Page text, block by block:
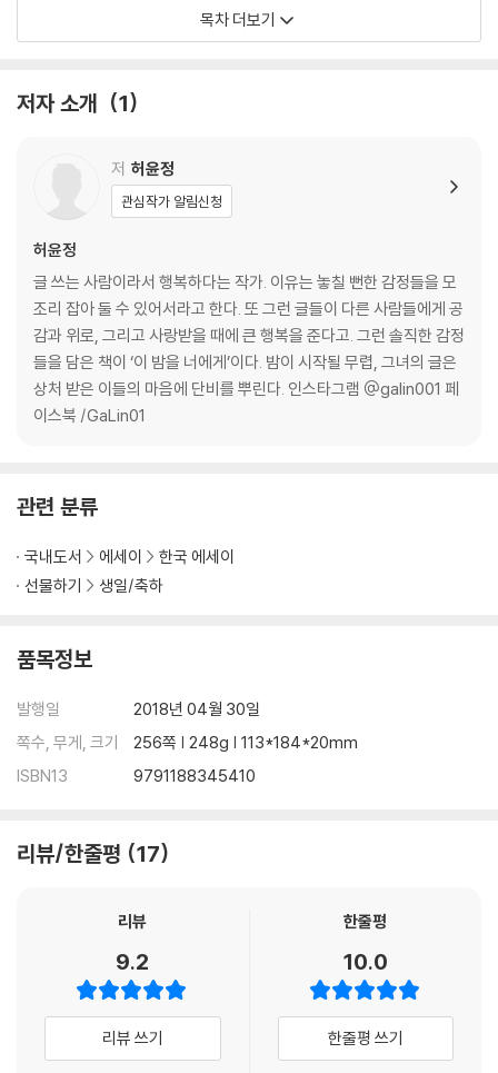
들 / 네가 사무쳐 / 너와 함께했던 모든 순간들 / 그랬다면, 우리 달라졌을
결국은 닿지 못했던 사랑 / 그래도 나, 행복했어 / 바랐던 건 사랑이야 / 스
연인 / 사랑의 인사 / 시간 감각 / 어떤 날 / 모든 것을 사랑한다고 / 벽 / 어
바웃 타임 / 있는 그대로의 나 / 너를 꾸고 싶다 / 그리움은 나의 몫으로 /
시나리오 / 이루지 못한 시간 / 잃어버린 종착지 / 하필 / 가끔씩은 / 사랑
은 타이밍 /
2부 내 마음, 들여다보기
내 마음속 외로운 아이 / 정답 없는 세상 속에서 / 내게 다시 일어설 수 있는
힘을 / 그 모든 순간은 의미가 된다 / 감정에 벅찰 때 / 너를 지키는 진심의
판별법 / 플랜 B / 실은 괜찮지 않았던 날들 / 괜찮아질 날들을 기다리며 /
잘할 거야 / 뒤늦게 깨달아지는 사랑을 느끼며 / 사실은 기대를 버릴 수가
닿지 못할 마음속으로 / 빛을 향해서 / 자신에게 조금 더 너그러워지기 / 모
든 일 앞에서 작아지지 않기 / 모든 순간은 경험이 되어 내게 남아 있다 / 현
업 중 / 행운 총량의 법칙 / 또 한 번 다짐하는 것 / 저마다의 사정 / 면역력
/ 나도 내 마음을 종잡을 수 없을 때가 있어 / 언젠가 이 관계가 끝이라 생각
되는 순간이 올 거야
3부 괜찮지 않았던 나를 위해
들 / 다름을 이해하다 / 당신에게 고맙다 / 내가 존중되어야 해요 / 나의 편
둘러싸이기를 / 고맙습니다 / 한마디 / 네 잘못이 아니야 / 스스로를 가뒀
치고 있지는 않은지 / 멀어지는 사이 / 쉽게 상처 받지 말 것 / 시간 속에서
미화되는 사람 / 왜 이 관계에는 꼭 내 희생이 필요한지 / 내가 개달은 공식
/ 깨진 것을 다시 붙이려면 / 자연스러운 관계를 위해 / 타인의 시선에 잡혀
있지 않길 / 인연의 고리 / 보이는 만큼 가려져 있다 / 나, 안 괜찮아 / 상처
목차 더보기
저자 소개 1
저 허윤정
관심작가 알림신청
허윤정
글 쓰는 사람이라서 행복하다는 작가. 이유는 놓칠 뻔한 감정들을 모
조리 잡아 둘 수 있어서라고 한다. 또 그런 글들이 다른 사람들에게 공
감과 위로, 그리고 사랑받을 때에 큰 행복을 준다고. 그런 솔직한 감정
들을 담은 책이 ‘이 밤을 너에게’이다. 밤이 시작될 무렵, 그녀의 글은
상처 받은 이들의 마음에 단비를 뿌린다. 인스타그램 @galin001 페
이스북 /GaLin01
관련 분류
국내도서 에세이
한국 에세이
선물하기
생일/축하
품목정보
발행일
2018년 04월 30일
쪽수, 무게, 크기
256쪽 | 248g | 113*184*20mm
ISBN13
9791188345410
리뷰/한줄평 17
리뷰
9.2
리뷰 쓰기
한줄평
10.0
한줄평 쓰기